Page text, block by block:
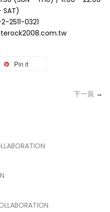
SAT)
2511-0321
Pin it
下一頁 →